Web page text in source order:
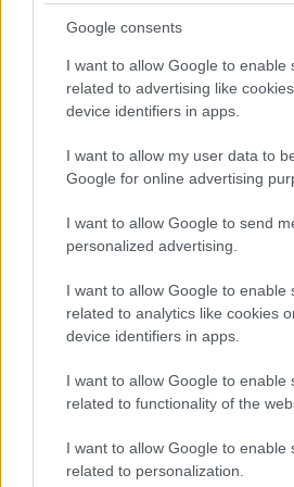
Google consents
I want to allow Google to enable
related to advertising like
device identifiers in apps.
I want to allow my user data to
Google for online advertising
I want to allow Google to send
personalized advertising.
I want to allow Google to enable
related to analytics like cookies
device identifiers in apps.
I want to allow Google to enable
related to functionality of the
I want to allow Google to enable
related to personalization.
Pintér Sándor nemigen tartja
ellenőrzést osztrák részről a
elenyésző azoknak a száma,
tartóztatnak fel. A határ többi
belügyminiszter, aki 13 uniós
szakminiszteri tanácskozására
schengeni szabályokat, akkor
biztonságot egész Európa